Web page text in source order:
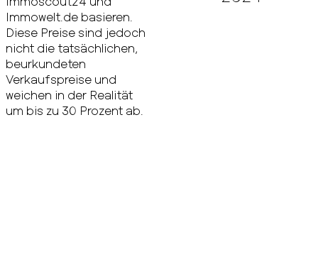
Immowelt.de basieren.
Diese Preise sind jedoch
nicht die tatsächlichen,
beurkundeten
Verkaufspreise und
weichen in der Realität
um bis zu 30 Prozent ab.